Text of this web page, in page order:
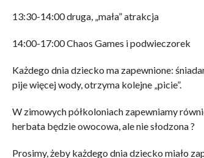
13:30-14:00 druga, „mała” atrakcja
14:00-17:00 Chaos Games i podwieczorek
Każdego dnia dziecko ma zapewnione:
pije więcej wody, otrzyma kolejne „picie”.
W zimowych półkoloniach zapewniamy
herbata będzie owocowa, ale nie słodzona ?
Prosimy, żeby każdego dnia dziecko miało